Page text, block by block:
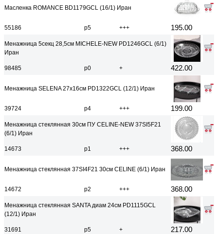
Масленка ROMANCE BD1179GCL (16/1) Иран
55186 р5 +++ 195.00
Менажница 5секц 28,5см MICHELE-NEW PD1246GCL (6/1)
Иран
98485 р0 + 422.00
Менажница SELENA 27х16см PD1322GCL (12/1) Иран
39724 р4 +++ 199.00
Менажница стеклянная 30см ПУ CELINE-NEW 37SI5F21
(6/1) Иран
14673 р1 +++ 368.00
Менажница стеклянная 37SI4F21 30см CELINE (6/1) Иран
14672 р2 +++ 368.00
Менажница стеклянная SANTA диам 24см PD1115GCL
(12/1) Иран
31691 р5 + 217.00